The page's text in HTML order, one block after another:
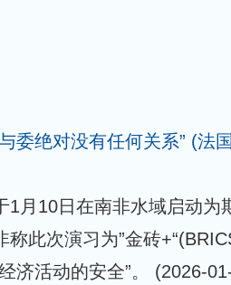
委绝对没有任何关系” (法
1月10日在南非水域启动为
此次演习为”金砖
济活动的安全”。 (2026-